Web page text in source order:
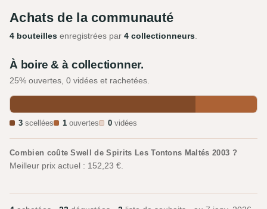
Achats de la communauté
4 bouteilles enregistrées par 4 collectionneurs.
À boire & à collectionner.
25% ouvertes, 0 vidées et rachetées.
3 scellées 1 ouvertes 0 vidées
Combien coûte Swell de Spirits Les Tontons Maltés 2003 ?
Meilleur prix actuel : 152,23 €.